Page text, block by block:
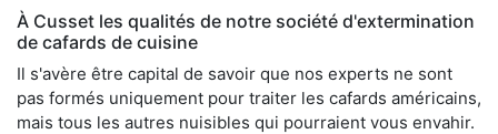
À Cusset les qualités de notre société d'extermination
de cafards de cuisine
Il s'avère être capital de savoir que nos experts ne sont
pas formés uniquement pour traiter les cafards américains,
mais tous les autres nuisibles qui pourraient vous envahir.